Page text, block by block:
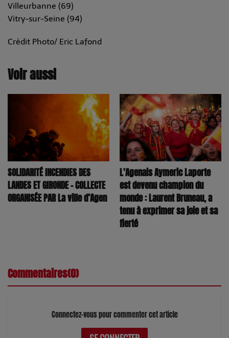
Villeurbanne (69)
Vitry-sur-Seine (94)
Crédit Photo/ Eric Lafond
Voir aussi
SOLIDARITÉ INCENDIES DES
LANDES ET GIRONDE – COLLECTE
ORGANISÉE PAR La ville d’Agen
L'Agenais Aymeric Laporte
est devenu champion du
monde : Laurent Bruneau, a
tenu à exprimer sa joie et sa
fierté
Commentaires(0)
Connectez-vous pour commenter cet article